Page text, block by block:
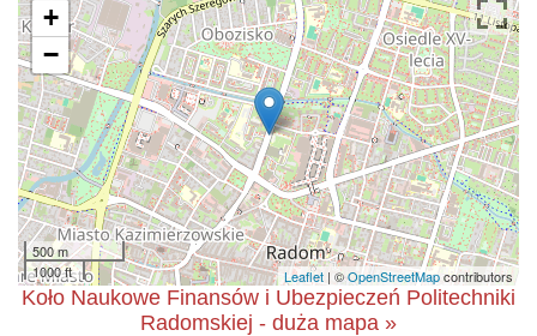
+
−
500 m
1000 ft
Leaflet | ©OpenStreetMapcontributors
Koło Naukowe Finansów i Ubezpieczeń Politechniki
Radomskiej - duża mapa »